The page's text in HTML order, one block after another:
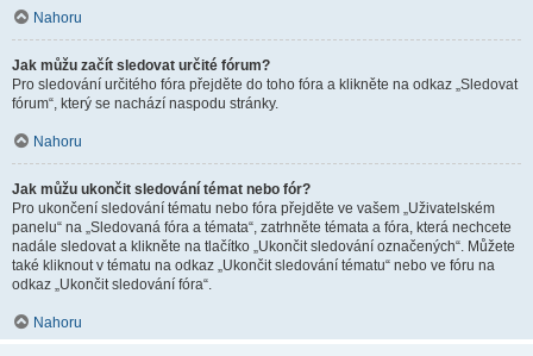
Nahoru
Jak můžu začít sledovat určité fórum?
Pro sledování určitého fóra přejděte do toho fóra a klikněte na odkaz „Sledovat
fórum“, který se nachází naspodu stránky.
Nahoru
Jak můžu ukončit sledování témat nebo fór?
Pro ukončení sledování tématu nebo fóra přejděte ve vašem „Uživatelském
panelu“ na „Sledovaná fóra a témata“, zatrhněte témata a fóra, která nechcete
nadále sledovat a klikněte na tlačítko „Ukončit sledování označených“. Můžete
také kliknout v tématu na odkaz „Ukončit sledování tématu“ nebo ve fóru na
odkaz „Ukončit sledování fóra“.
Nahoru